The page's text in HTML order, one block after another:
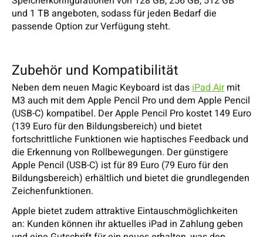
und 1 TB angeboten, sodass für jeden Bedarf die
passende Option zur Verfügung steht.
Zubehör und Kompatibilität
Neben dem neuen Magic Keyboard ist dasiPad Airmit
M3 auch mit dem Apple Pencil Pro und dem Apple Pencil
(USB-C) kompatibel. Der Apple Pencil Pro kostet 149 Euro
(139 Euro für den Bildungsbereich) und bietet
fortschrittliche Funktionen wie haptisches Feedback und
die Erkennung von Rollbewegungen. Der günstigere
Apple Pencil (USB-C) ist für 89 Euro (79 Euro für den
Bildungsbereich) erhältlich und bietet die grundlegenden
Zeichenfunktionen.
Apple bietet zudem attraktive Eintauschmöglichkeiten
an: Kunden können ihr aktuelles iPad in Zahlung geben